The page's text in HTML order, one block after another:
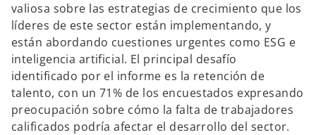
valiosa sobre las estrategias de crecimiento que los
líderes de este sector están implementando, y
están abordando cuestiones urgentes como ESG e
inteligencia artificial. El principal desafío
identificado por el informe es la retención de
talento, con un 71% de los encuestados expresando
preocupación sobre cómo la falta de trabajadores
calificados podría afectar el desarrollo del sector.